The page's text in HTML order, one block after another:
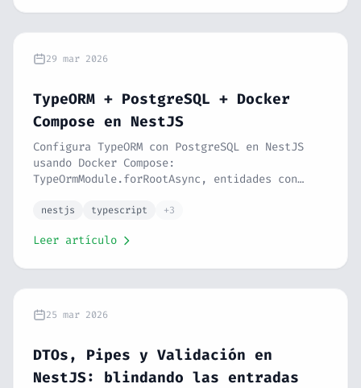
29 mar 2026
TypeORM + PostgreSQL + Docker
Compose en NestJS
Configura TypeORM con PostgreSQL en NestJS
usando Docker Compose:
TypeOrmModule.forRootAsync, entidades con
tipos de columna, índices, @nestjs/config y
nestjs typescript +3
Leer artículo
25 mar 2026
DTOs, Pipes y Validación en
NestJS: blindando las entradas